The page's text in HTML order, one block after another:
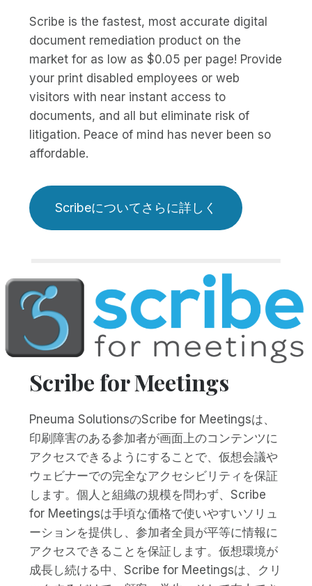
Scribe is the fastest, most accurate digital
document remediation product on the
market for as low as $0.05 per page! Provide
your print disabled employees or web
visitors with near instant access to
documents, and all but eliminate risk of
litigation. Peace of mind has never been so
affordable.
Scribeについてさらに詳しく
Scribe for Meetings
Pneuma SolutionsのScribe for Meetingsは、
印刷障害のある参加者が画面上のコンテンツに
アクセスできるようにすることで、仮想会議や
ウェビナーでの完全なアクセシビリティを保証
します。個人と組織の規模を問わず、Scribe
for Meetingsは手頃な価格で使いやすいソリュ
ーションを提供し、参加者全員が平等に情報に
アクセスできることを保証します。仮想環境が
成長し続ける中、Scribe for Meetingsは、クリ